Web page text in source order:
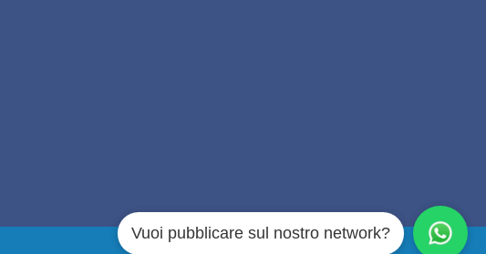
Vuoi pubblicare sul nostro network?